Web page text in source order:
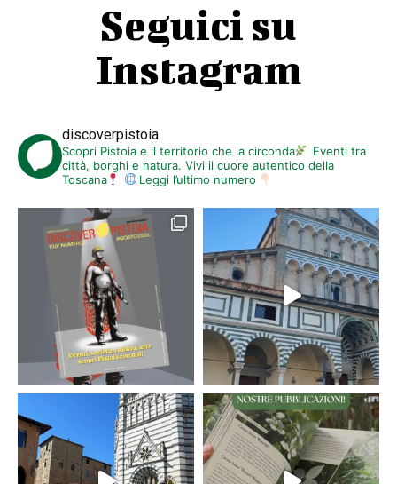
Seguici su
Instagram
discoverpistoia
Scopri Pistoia e il territorio che la circonda
Eventi tra
città, borghi e natura. Vivi il cuore autentico della
Toscana
Leggi l’ultimo numero